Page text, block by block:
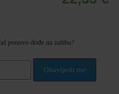
ponovo dođe na zalihu?
Obavijesti me